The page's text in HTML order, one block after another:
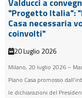
Valducci a
"Progetto Italia":
Casa necessaria
coinvolti"
20 Luglio 2026
Milano, 20 luglio 2026 –
Piano Casa promosso
le dichiarazioni del